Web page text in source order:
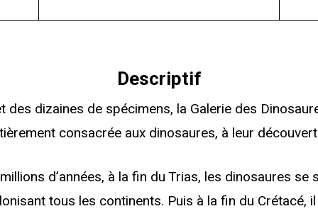
Descriptif
dizaines de spécimens, la Galerie des
consacrée aux dinosaures, à leur
d’années, à la fin du Trias, les dinosaures
tous les continents. Puis à la fin du Crétacé,